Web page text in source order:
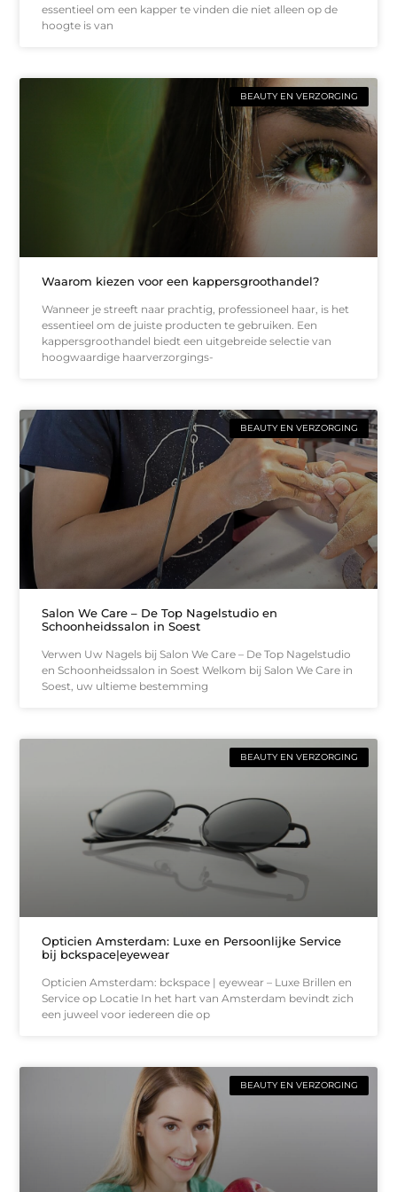
essentieel om een kapper te vinden die niet alleen op de
hoogte is van
BEAUTY EN VERZORGING
Waarom kiezen voor een kappersgroothandel?
Wanneer je streeft naar prachtig, professioneel haar, is het
essentieel om de juiste producten te gebruiken. Een
kappersgroothandel biedt een uitgebreide selectie van
hoogwaardige haarverzorgings-
BEAUTY EN VERZORGING
Salon We Care – De Top Nagelstudio en
Schoonheidssalon in Soest
Verwen Uw Nagels bij Salon We Care – De Top Nagelstudio
en Schoonheidssalon in Soest Welkom bij Salon We Care in
Soest, uw ultieme bestemming
BEAUTY EN VERZORGING
Opticien Amsterdam: Luxe en Persoonlijke Service
bij bckspace|eyewear
Opticien Amsterdam: bckspace | eyewear – Luxe Brillen en
Service op Locatie In het hart van Amsterdam bevindt zich
een juweel voor iedereen die op
BEAUTY EN VERZORGING